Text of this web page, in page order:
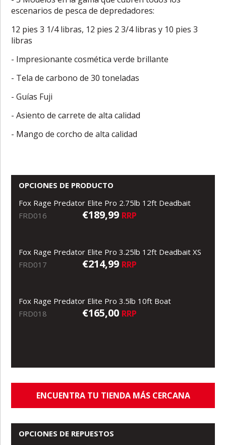
escenarios de pesca de depredadores:
12 pies 3 1/4 libras, 12 pies 2 3/4 libras y 10 pies 3
libras
- Impresionante cosmética verde brillante
- Tela de carbono de 30 toneladas
- Guías Fuji
- Asiento de carrete de alta calidad
- Mango de corcho de alta calidad
OPCIONES DE PRODUCTO
Fox Rage Predator Elite Pro 2.75lb 12ft Deadbait
FRD016
€189,99 RRP
Fox Rage Predator Elite Pro 3.25lb 12ft Deadbait XS
FRD017
€214,99 RRP
Fox Rage Predator Elite Pro 3.5lb 10ft Boat
FRD018
€165,00 RRP
ENCUENTRA TU TIENDA MÁS CERCANA
OPCIONES DE REPUESTOS